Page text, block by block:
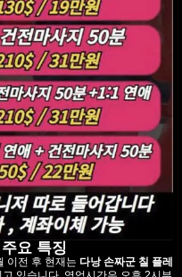
요 특징
이전 후 현재는 다낭 손짜군 칠 플레